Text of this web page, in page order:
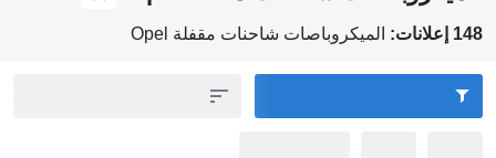
الميكروباصات شاحنات مقفلة Opel